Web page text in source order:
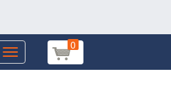
0
Toggle
navigation